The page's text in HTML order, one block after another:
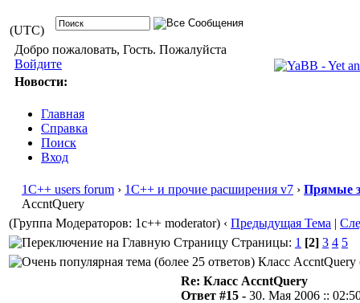
(UTC)
Добро пожаловать, Гость. Пожалуйста
Войдите
Новости:
Главная
Справка
Поиск
Вход
1С++ users forum › 1С++ и прочие расширения v7 › Прямые
AccntQuery
(Группа Модераторов: 1c++ moderator) ‹ Предыдущая Тема |
Страницы: 1 [2] 3 4 5
Класс AccntQuery
Re: Класс AccntQuery
Ответ #15 - 30. Мая 2006 ::